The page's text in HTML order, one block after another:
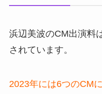
浜辺美波のCM出演料
されています。
2023年には6つのCM